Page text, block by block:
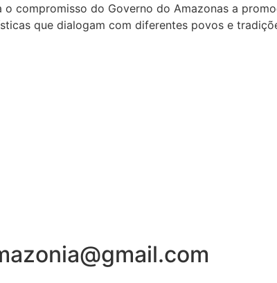
compromisso do Governo do Amazonas a
que dialogam com diferentes povos e